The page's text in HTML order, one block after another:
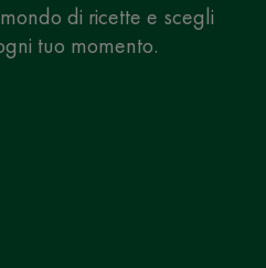
di ricette e scegli
tuo momento.